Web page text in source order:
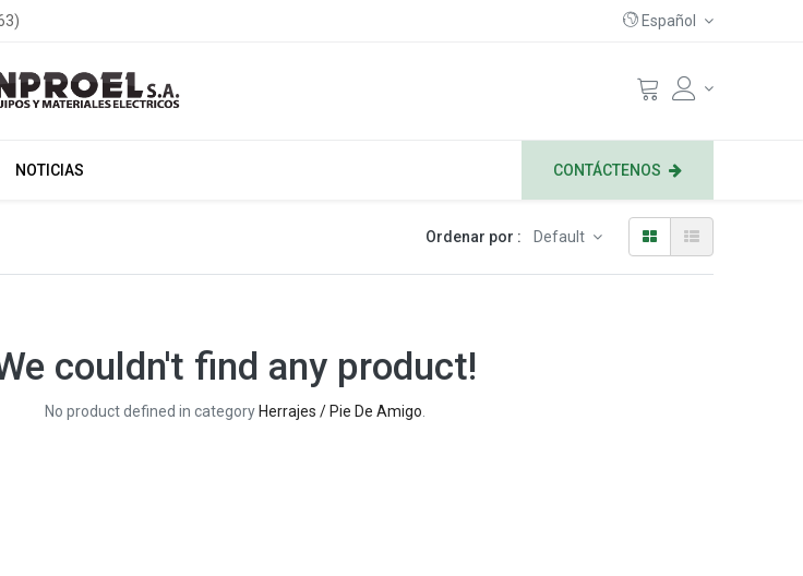
Español
NOTICIAS CONTÁCTENOS
Ordenar por : Default
couldn't find any product!
No product defined in category Herrajes / Pie De Amigo